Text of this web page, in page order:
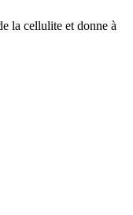
la cellulite et donne à